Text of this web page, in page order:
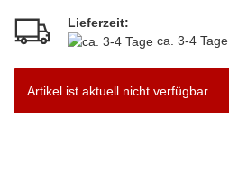
Lieferzeit:
ca. 3-4 Tage
Artikel ist aktuell nicht verfügbar.